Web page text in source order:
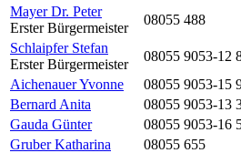
Mayer Dr. Peter
Erster Bürgermeister
08055 488
Schlaipfer Stefan
Erster Bürgermeister
08055 9053-12
Aichenauer Yvonne
08055 9053-15
Bernard Anita
08055 9053-13
Gauda Günter
08055 9053-16
Gruber Katharina
08055 655